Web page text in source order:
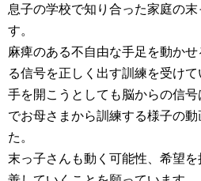
息子の学校で知り合った家庭の
す。
麻痺のある不自由な手足を動か
る信号を正しく出す訓練を受けて
手を開こうとしても脳からの信
でお母さまから訓練する様子の
た。
末っ子さんも動く可能性、希望